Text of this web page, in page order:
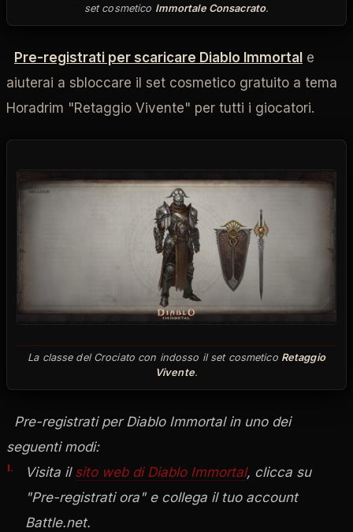
set cosmetico Immortale Consacrato.
Pre-registrati per scaricare Diablo Immortal e
aiuterai a sbloccare il set cosmetico gratuito a tema
Horadrim "Retaggio Vivente" per tutti i giocatori.
La classe del Crociato con indosso il set cosmetico Retaggio
Vivente.
Pre-registrati per Diablo Immortal in uno dei
seguenti modi:
Visita il sito web di Diablo Immortal, clicca su
"Pre-registrati ora" e collega il tuo account
Battle.net.